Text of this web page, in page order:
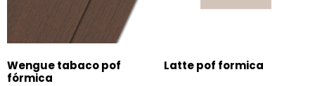
Wengue tabaco pof
fórmica
Latte pof formica